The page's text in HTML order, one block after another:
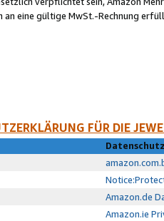
an eine gültige MwSt.-Rechnung
FÜR DIE
Amazon.de
Amazon.ie